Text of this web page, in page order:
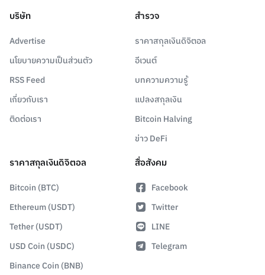
บริษัท
Advertise
นโยบายความเป็นส่วนตัว
RSS Feed
เกี่ยวกับเรา
ติดต่อเรา
สำรวจ
ราคาสกุลเงินดิจิตอล
อีเวนต์
บทความความรู้
แปลงสกุลเงิน
Bitcoin Halving
ข่าว DeFi
ราคาสกุลเงินดิจิตอล
Bitcoin (BTC)
Ethereum (USDT)
Tether (USDT)
USD Coin (USDC)
Binance Coin (BNB)
สื่อสังคม
Facebook
Twitter
LINE
Telegram